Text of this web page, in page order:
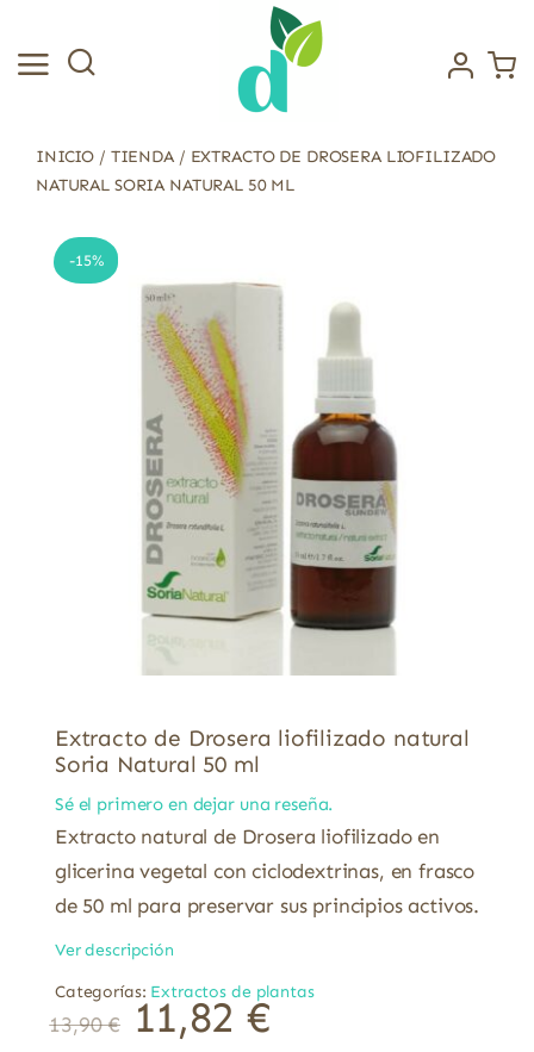
contenido
INICIO / TIENDA/ EXTRACTO DE DROSERA LIOFILIZADO
NATURAL SORIA NATURAL 50 ML
-15%
Extracto de Drosera liofilizado natural
Soria Natural 50 ml
Sé el primero en dejar una reseña.
Extracto natural de Drosera liofilizado en
glicerina vegetal con ciclodextrinas, en frasco
de 50 ml para preservar sus principios activos.
Ver descripción
Categorías: Extractos de plantas
13,90€ 11,82 €